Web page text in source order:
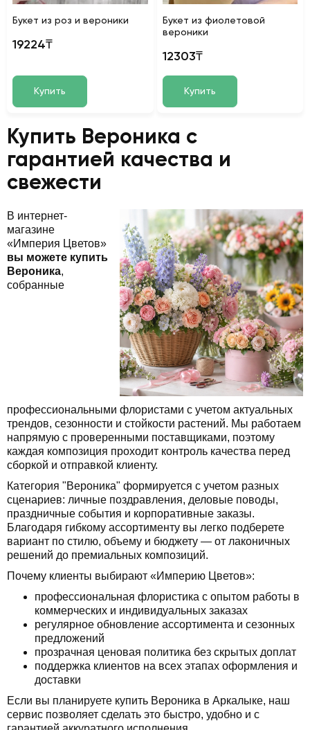
Букет из роз и вероники
19224₸
Купить
Букет из фиолетовой
вероники
12303₸
Купить
Купить Вероника с
гарантией качества и
свежести
В интернет-
магазине
«Империя Цветов»
вы можете купить
Вероника,
собранные
профессиональными флористами с учетом актуальных
трендов, сезонности и стойкости растений. Мы работаем
напрямую с проверенными поставщиками, поэтому
каждая композиция проходит контроль качества перед
сборкой и отправкой клиенту.
Категория "Вероника" формируется с учетом разных
сценариев: личные поздравления, деловые поводы,
праздничные события и корпоративные заказы.
Благодаря гибкому ассортименту вы легко подберете
вариант по стилю, объему и бюджету — от лаконичных
решений до премиальных композиций.
Почему клиенты выбирают «Империю Цветов»:
профессиональная флористика с опытом работы в
коммерческих и индивидуальных заказах
регулярное обновление ассортимента и сезонных
предложений
прозрачная ценовая политика без скрытых доплат
поддержка клиентов на всех этапах оформления и
доставки
Если вы планируете купить Вероника в Аркалыке, наш
сервис позволяет сделать это быстро, удобно и с